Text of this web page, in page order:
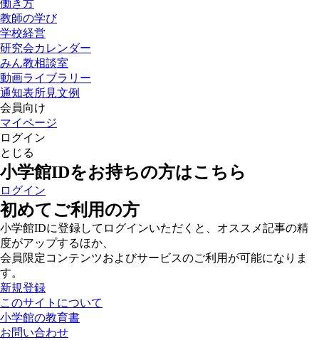
働き方
教師の学び
学校経営
研究会カレンダー
みん教相談室
動画ライブラリー
通知表所見文例
会員向け
マイページ
ログイン
とじる
小学館IDをお持ちの方はこちら
ログイン
初めてご利用の方
小学館IDに登録してログインいただくと、オススメ記事の精
度がアップするほか、
会員限定コンテンツおよびサービスのご利用が可能になりま
す。
新規登録
このサイトについて
小学館の教育書
お問い合わせ